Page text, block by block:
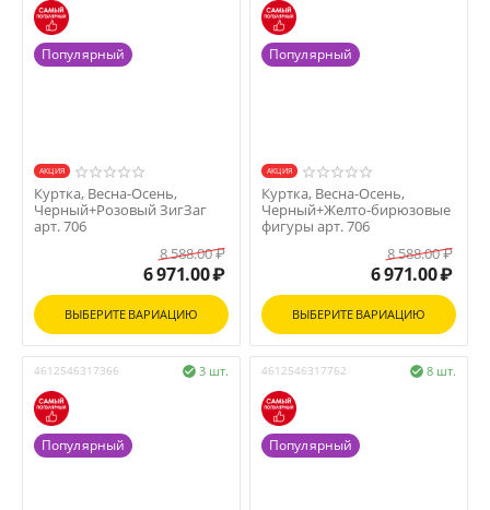
Популярный
AКЦИЯ
Куртка, Весна-Осень,
Черный+Розовый ЗигЗаг
арт. 706
8 588.00₽
6 971.00₽
ВЫБЕРИТЕ ВАРИАЦИЮ
Популярный
AКЦИЯ
Куртка, Весна-Осень,
Черный+Желто-бирюзовые
фигуры арт. 706
8 588.00₽
6 971.00₽
ВЫБЕРИТЕ ВАРИАЦИЮ
4612546317366 3 шт.

Популярный
4612546317762 8 шт.

Популярный